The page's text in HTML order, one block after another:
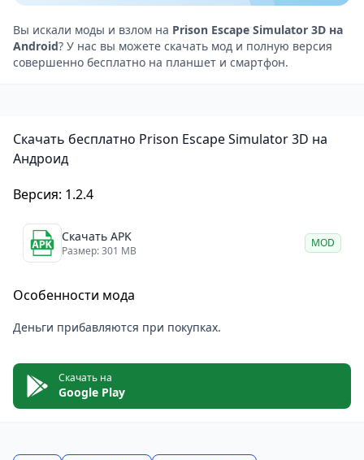
секретными ходами, тайными сделками и
неожиданными событиями. День или ночь, риск
или осторожность — вы сами выбираете стратегию.
Каждая попытка побега уникальна и требует новых
побеге. Это испытание на терпение, хитрость и
смелость, где каждый шаг может стать решающим.
Вопрос только один: хватит ли у вас сил дойти до
Вы искали моды и взлом на Prison Escape Simulator 3D на
Android? У нас вы можете скачать мод и полную версия
совершенно бесплатно на планшет и смартфон.
Скачать бесплатно Prison Escape Simulator 3D на
Андроид
Версия: 1.2.4
Скачать APK
Размер: 301 MB
MOD
Особенности мода
Деньги прибавляются при покупках.
Скачать на
Google Play